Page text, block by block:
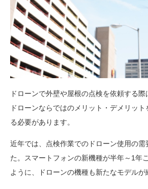
ドローンで外壁や屋根の点検を依頼する際
ドローンならではのメリット・デメリッ
る必要があります。
近年では、点検作業でのドローン使用の需
た。スマートフォンの新機種が半年～1年
ように、ドローンの機種も新たなモデルが